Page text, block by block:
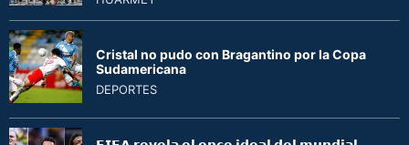
Cristal no pudo con Bragantino por la Copa
Sudamericana
DEPORTES